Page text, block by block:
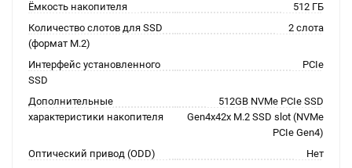
Ёмкость накопителя
512 ГБ
Количество слотов для SSD
(формат M.2)
2 слота
Интерфейс установленного
SSD
PCIe
Дополнительные
характеристики накопителя
512GB NVMe PCIe SSD
Gen4x42x M.2 SSD slot (NVMe
PCIe Gen4)
Оптический привод (ODD)
Нет